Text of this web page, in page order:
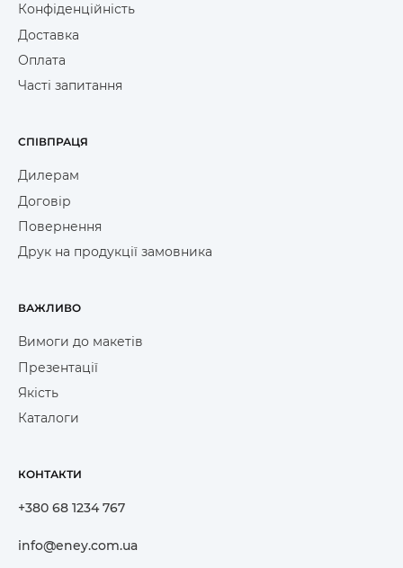
Конфіденційність
Доставка
Оплата
Часті запитання
СПІВПРАЦЯ
Дилерам
Договір
Повернення
Друк на продукції замовника
ВАЖЛИВО
Вимоги до макетів
Презентації
Якість
Каталоги
КОНТАКТИ
+380 68 1234 767
info@eney.com.ua